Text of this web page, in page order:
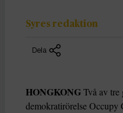
Syres redaktion
Dela
HONGKONGTvå av
demokratirörelse Occupy